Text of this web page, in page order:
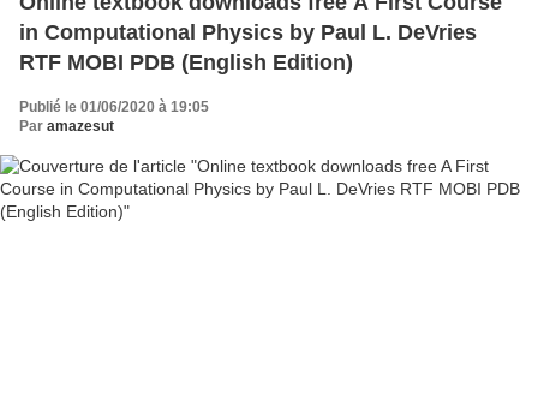
in Computational Physics by Paul L. DeVries
RTF MOBI PDB (English Edition)
Publié le 01/06/2020 à 19:05
Par amazesut